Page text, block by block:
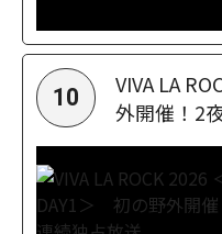
10
VIVA LA
外開催！2